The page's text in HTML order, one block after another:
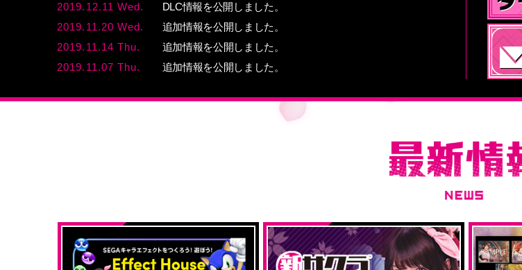
2019.12.11 Wed.
DLC情報を公開しました。
2019.11.20 Wed.
追加情報を公開しました。
2019.11.14 Thu.
追加情報を公開しました。
2019.11.07 Thu.
追加情報を公開しました。